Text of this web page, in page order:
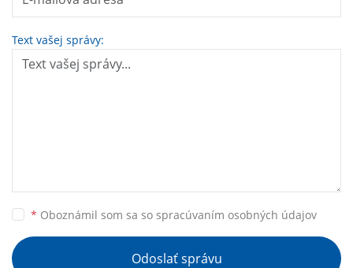
Text vašej správy:
* Oboznámil som sa so spracúvaním osobných údajov
Odoslať správu